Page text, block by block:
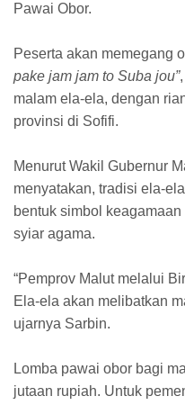
Pawai Obor.
Peserta akan memegang
pake jam jam to Suba jou”
malam ela-ela, dengan
provinsi di Sofifi.
Menurut Wakil Gubernur
menyatakan, tradisi ela-
bentuk simbol
syiar agama.
“Pemprov Malut melalui
Ela-ela akan melibatkan
ujarnya Sarbin.
Lomba pawai obor bagi
jutaan rupiah. Untuk